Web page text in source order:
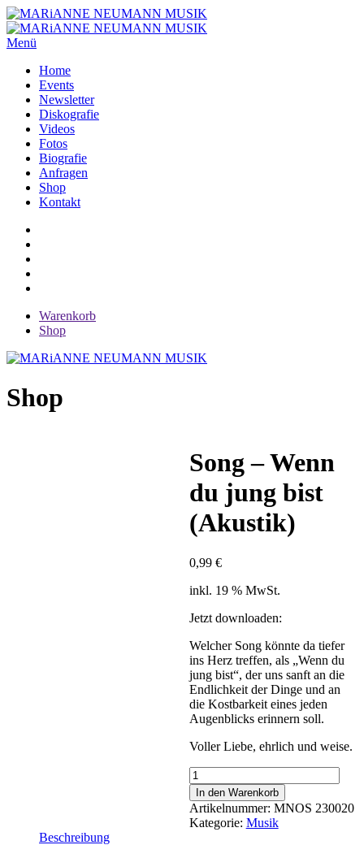
Menü
Home
Events
Newsletter
Diskografie
Videos
Fotos
Biografie
Anfragen
Shop
Kontakt
Warenkorb
Shop
Shop
Song – Wenn
du jung bist
(Akustik)
0,99 €
inkl. 19 % MwSt.
Jetzt downloaden:
Welcher Song könnte da tiefer
ins Herz treffen, als „Wenn du
jung bist“, der uns sanft an die
Endlichkeit der Dinge und an
die Kostbarkeit eines jeden
Augenblicks erinnern soll.
Voller Liebe, ehrlich und weise.
Song
-
Wenn
du
jung
In den Warenkorb
Artikelnummer: MNOS 230020
Kategorie: Musik
Beschreibung